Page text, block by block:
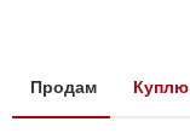
Продам Куплю